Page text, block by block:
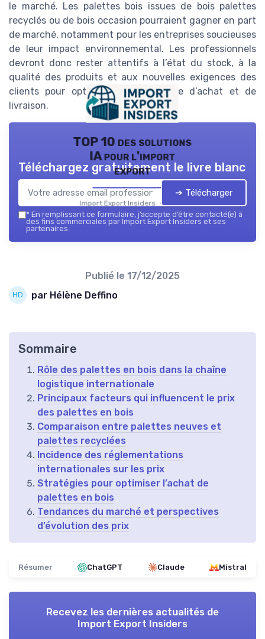
le marché. Les palettes bois issues de bois palettes
recyclés ou de bois occasion pourraient gagner en part
de marché, notamment pour les entreprises soucieuses
de leur impact environnemental. Les professionnels
devront donc rester attentifs à l’état du stock, à la
qualité des produits et aux nouvelles exigences des
clients pour optimiser leur stratégie d’achat et de
livraison.
TOP 10 des solutions
IA pour l'import
export
Import Export Insiders — 2026
Téléchargez gratuitement le livre blanc
➔ Télécharger
* En remplissant ce formulaire, j’accepte d’être contacté(e) à
des fins commerciales par Import Export Insiders et ses
partenaires.
Publié le 17/12/2025
par Hélène Deffino
Sommaire
Rôle des palettes en bois dans la chaîne
logistique internationale
Principaux facteurs qui influencent le prix
des palettes en bois
Comparaison entre palettes neuves et
palettes recyclées
Incidence des réglementations
internationales sur les prix
Stratégies pour optimiser l’achat de
palettes en bois
Tendances du marché et perspectives
d’évolution des prix
Résumer ChatGPT Claude Mistral
Recevez les dernières actualités de
Import Export Insiders